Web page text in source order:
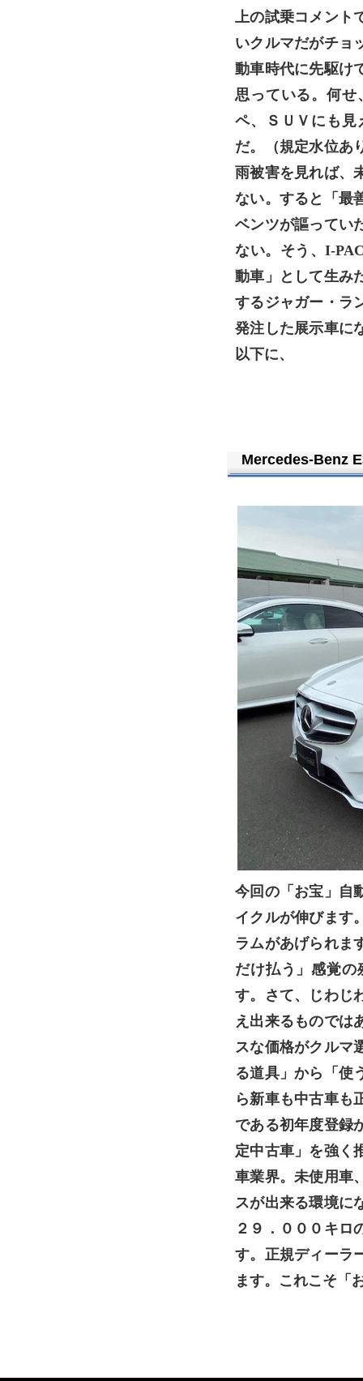
上の試乗コメント
いクルマだがチョ
動車時代に先駆け
思っている。何せ
ペ、ＳＵＶにも見
だ。（規定水位あ
雨被害を見れば、
ない。すると「最
ベンツが謳ってい
ない。そう、I-
動車」として生み
するジャガー・ラ
発注した展示車に
以下に、
Mercedes-Benz
今回の「お宝」自
イクルが伸びます
ラムがあげられま
だけ払う」感覚
す。さて、じわじ
え出来るものでは
スな価格がクルマ
る道具」から「使
ら新車も中古車も
である初年度登録
定中古車」を強く
車業界。未使用車
スが出来る環境に
２９．０００キロ
す。正規ディーラ
ます。これこそ「